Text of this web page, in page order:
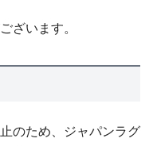
ざいます。
のため、ジャパンラグ